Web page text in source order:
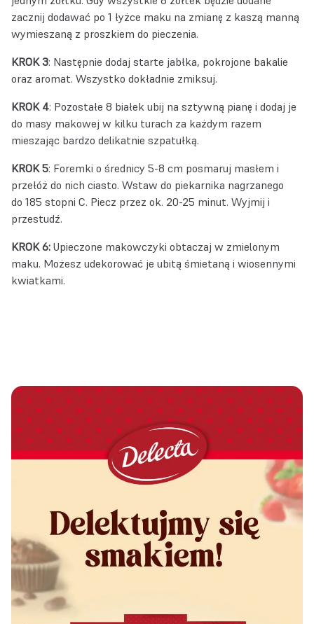
zacznij dodawać po 1 łyżce maku na zmianę z kaszą manną
wymieszaną z proszkiem do pieczenia.
KROK 3: Następnie dodaj starte jabłka, pokrojone bakalie
oraz aromat. Wszystko dokładnie zmiksuj.
KROK 4: Pozostałe 8 białek ubij na sztywną pianę i dodaj je
do masy makowej w kilku turach za każdym razem
mieszając bardzo delikatnie szpatułką.
KROK 5: Foremki o średnicy 5-8 cm posmaruj masłem i
przełóż do nich ciasto. Wstaw do piekarnika nagrzanego
do 185 stopni C. Piecz przez ok. 20-25 minut. Wyjmij i
przestudź.
KROK 6: Upieczone makowczyki obtaczaj w zmielonym
maku. Możesz udekorować je ubitą śmietaną i wiosennymi
kwiatkami.